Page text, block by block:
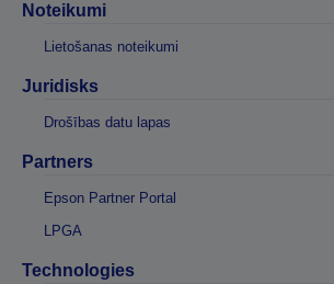
Noteikumi
Lietošanas noteikumi
Juridisks
Drošības datu lapas
Partners
Epson Partner Portal
LPGA
Technologies